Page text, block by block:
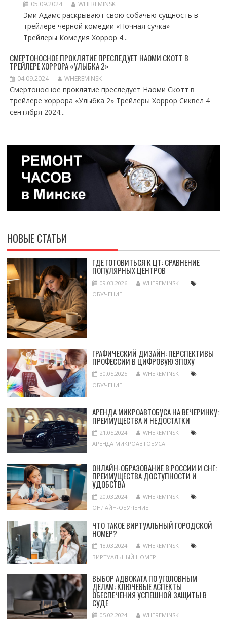
05.09.2024 WHEREMINSK
Эми Адамс раскрывают свою собачью сущность в
трейлере черной комедии «Ночная сучка»
Трейлеры Комедия Хоррор 4...
СМЕРТОНОСНОЕ ПРОКЛЯТИЕ ПРЕСЛЕДУЕТ НАОМИ СКОТТ В
ТРЕЙЛЕРЕ ХОРРОРА «УЛЫБКА 2»
04.09.2024 WHEREMINSK
Смертоносное проклятие преследует Наоми Скотт в
трейлере хоррора «Улыбка 2» Трейлеры Хоррор Сиквел 4
сентября 2024...
НОВЫЕ СТАТЬИ
ГДЕ ГОТОВИТЬСЯ К ЦТ: СРАВНЕНИЕ
ПОПУЛЯРНЫХ ЦЕНТРОВ
09.03.2026
WHEREMINSK
ОБУЧЕНИЕ
ГРАФИЧЕСКИЙ ДИЗАЙН: ПЕРСПЕКТИВЫ
ПРОФЕССИИ В ЦИФРОВУЮ ЭПОХУ
30.05.2025
WHEREMINSK
ОБУЧЕНИЕ
АРЕНДА МИКРОАВТОБУСА НА ВЕЧЕРИНКУ:
ПРЕИМУЩЕСТВА И НЕДОСТАТКИ
21.05.2024
WHEREMINSK
АРЕНДА МИКРОАВТОБУСА
ОНЛАЙН-ОБРАЗОВАНИЕ В РОССИИ И СНГ:
ПРЕИМУЩЕСТВА ДОСТУПНОСТИ И
УДОБСТВА
20.03.2024
WHEREMINSK
ОНЛАЙН-ОБУЧЕНИЕ
ЧТО ТАКОЕ ВИРТУАЛЬНЫЙ ГОРОДСКОЙ
НОМЕР?
18.03.2024
WHEREMINSK
ВИРТУАЛЬНЫЙ НОМЕР
ВЫБОР АДВОКАТА ПО УГОЛОВНЫМ
ДЕЛАМ: КЛЮЧЕВЫЕ АСПЕКТЫ
ОБЕСПЕЧЕНИЯ УСПЕШНОЙ ЗАЩИТЫ В
СУДЕ
05.02.2024 WHEREMINSK